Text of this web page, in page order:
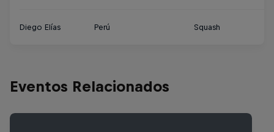
Diego Elías Perú Squash
Eventos Relacionados